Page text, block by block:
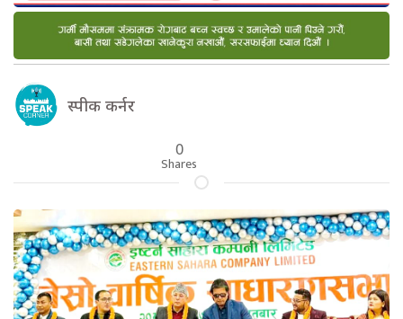
स्पीक कर्नर
0
Shares